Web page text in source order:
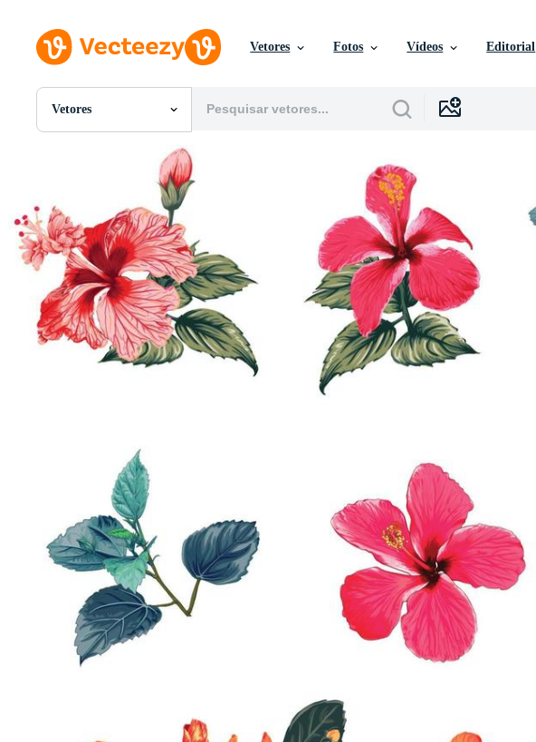
Vetores Fotos Vídeos Editorial
Vetores
Todas Imagens
Modelos
Vetores
Videos
Motion graphics
Imagens Editoriais
Eventos Editoriais